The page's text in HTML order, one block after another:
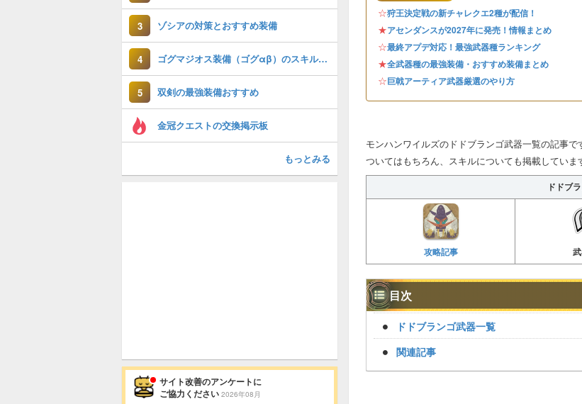
☆狩王決定戦の新チャレクエ2種が配信！
★アセンダンスが2027年に発売！情報まとめ
☆最終アプデ対応！最強武器種ランキング
★全武器種の最強装備・おすすめ装備まとめ
☆巨戟アーティア武器厳選のやり方
モンハンワイルズのドドブランゴ武器一覧の記事
ついてはもちろん、スキルについても掲載していま
ドドブ
攻略記事
目次
ドドブランゴ武器一覧
関連記事
3 ゾシアの対策とおすすめ装備
4 ゴグマジオス装備（ゴグαβ）のスキルと性能
5 双剣の最強装備おすすめ
金冠クエストの交換掲示板
もっとみる
サイト改善のアンケートに
ご協力ください 2026年08月